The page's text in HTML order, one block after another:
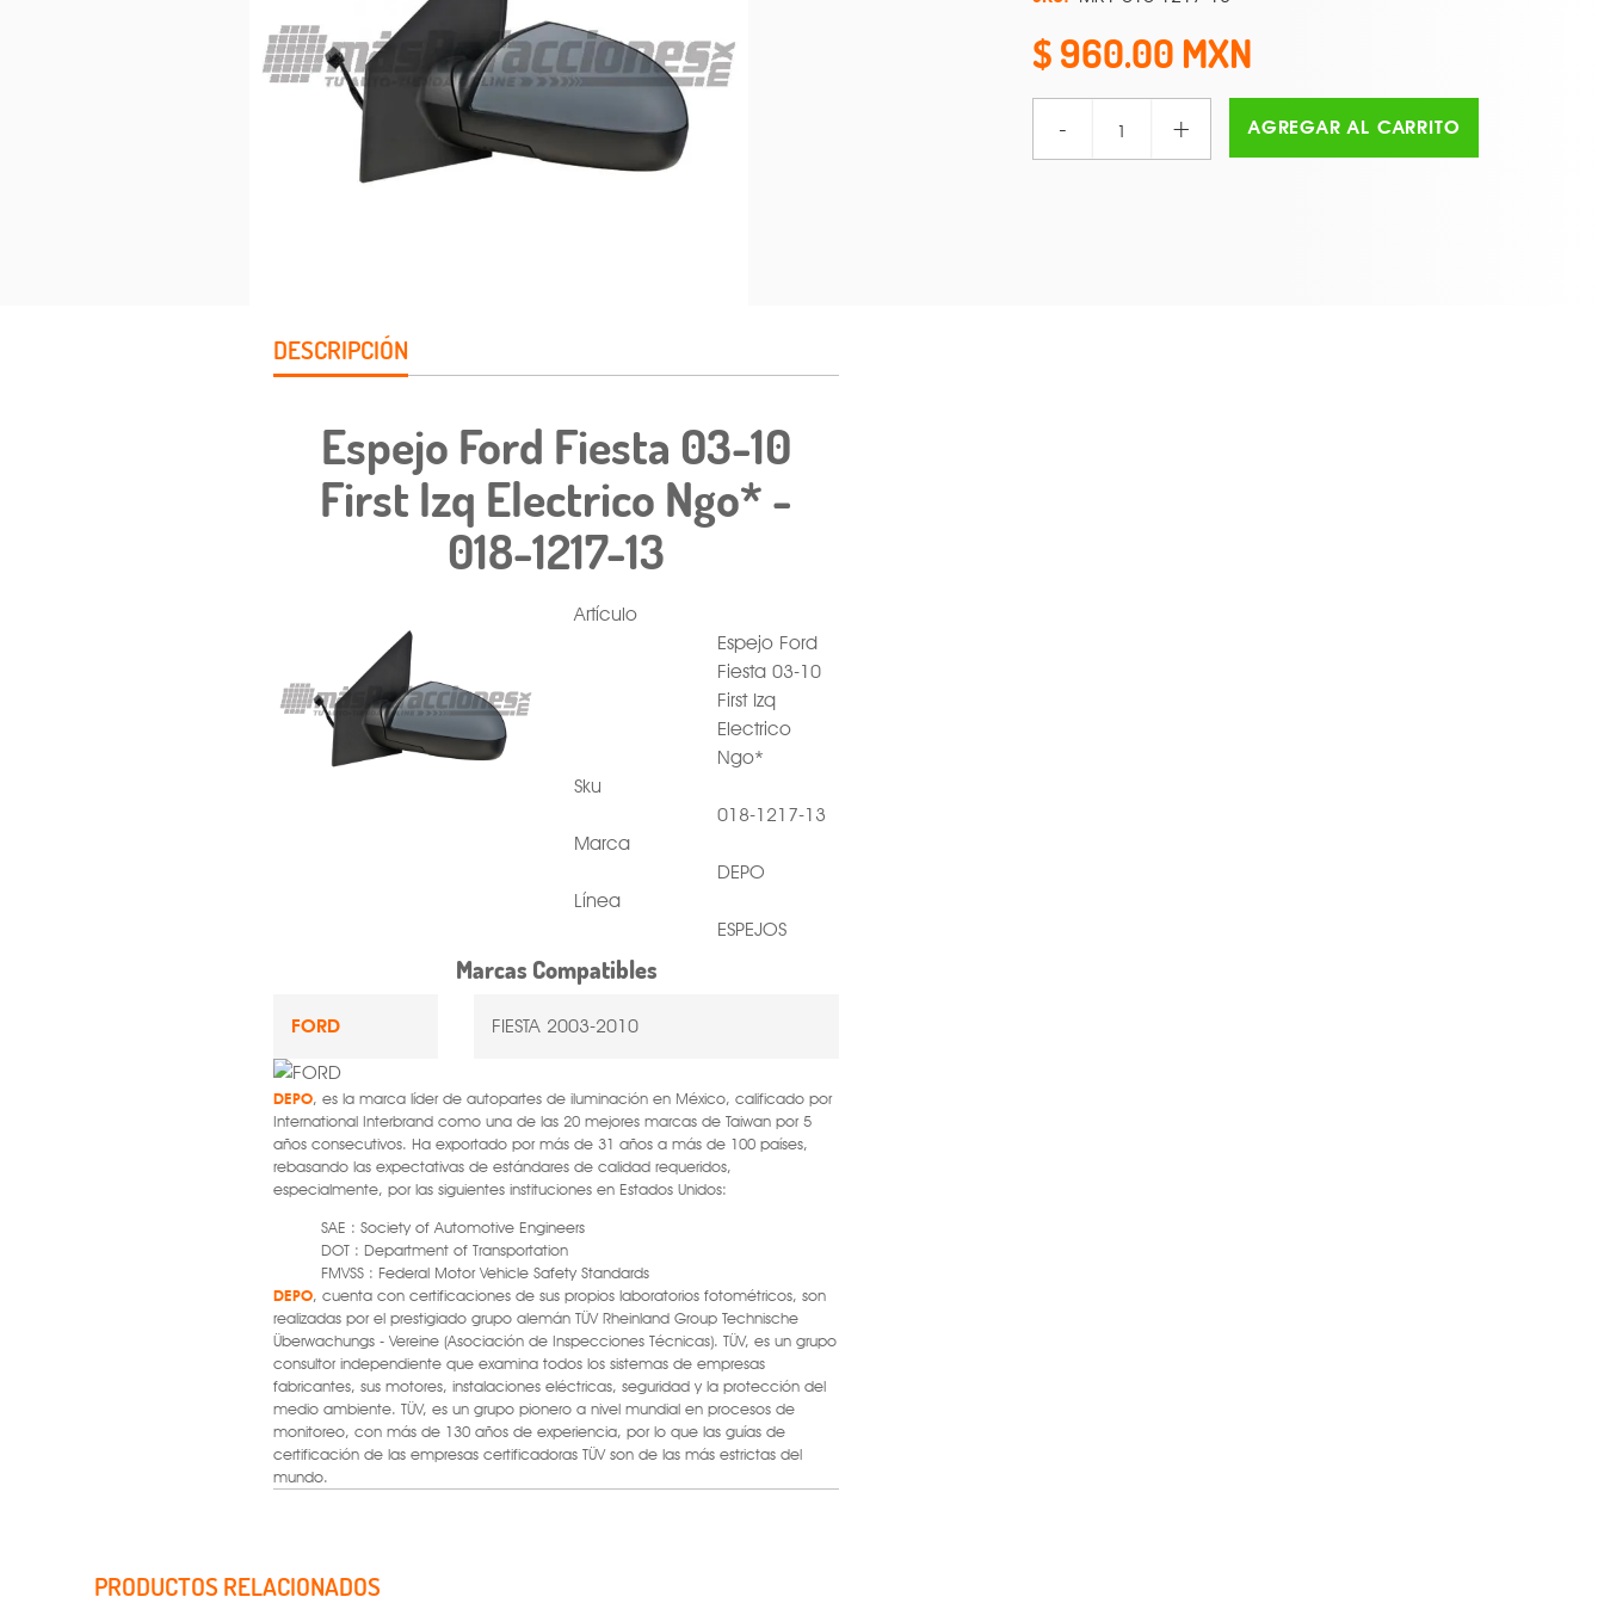
960.00
- + AGREGAR AL CARRITO
DESCRIPCIÓN
Espejo Ford Fiesta 03-10
First Izq Electrico Ngo* -
018-1217-13
Artículo
Espejo Ford
Fiesta 03-10
First Izq
Electrico
Ngo*
Sku
018-1217-13
Marca
DEPO
Línea
ESPEJOS
Marcas Compatibles
FORD FIESTA 2003-2010
DEPO, es la marca líder de autopartes de iluminación en México, calificado por
International Interbrand como una de las 20 mejores marcas de Taiwan por 5
años consecutivos. Ha exportado por más de 31 años a más de 100 países,
rebasando las expectativas de estándares de calidad requeridos,
especialmente, por las siguientes instituciones en Estados Unidos:
SAE : Society of Automotive Engineers
DOT : Department of Transportation
FMVSS : Federal Motor Vehicle Safety Standards
DEPO, cuenta con certificaciones de sus propios laboratorios fotométricos, son
realizadas por el prestigiado grupo alemán TÜV Rheinland Group Technische
Überwachungs - Vereine (Asociación de Inspecciones Técnicas). TÜV, es un grupo
consultor independiente que examina todos los sistemas de empresas
fabricantes, sus motores, instalaciones eléctricas, seguridad y la protección del
medio ambiente. TÜV, es un grupo pionero a nivel mundial en procesos de
monitoreo, con más de 130 años de experiencia, por lo que las guías de
certificación de las empresas certificadoras TÜV son de las más estrictas del
mundo.
PRODUCTOS RELACIONADOS